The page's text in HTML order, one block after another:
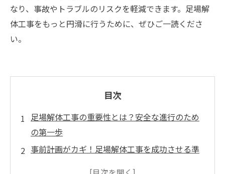
なり、事故やトラブルのリスクを軽減できます。足場解
体工事をもっと円滑に行うために、ぜひご一読くださ
い。
目次
足場解体工事の重要性とは？安全な進行のため
の第一歩
事前計画がカギ！足場解体工事を成功させる準